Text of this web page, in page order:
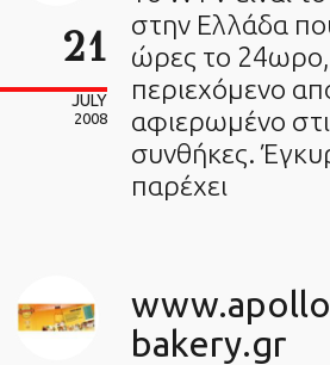
21
JULY
2008
στην Ελλάδα
ώρες το
περιεχόμενο
αφιερωμένο
συνθήκες.
παρέχει
bakery.gr